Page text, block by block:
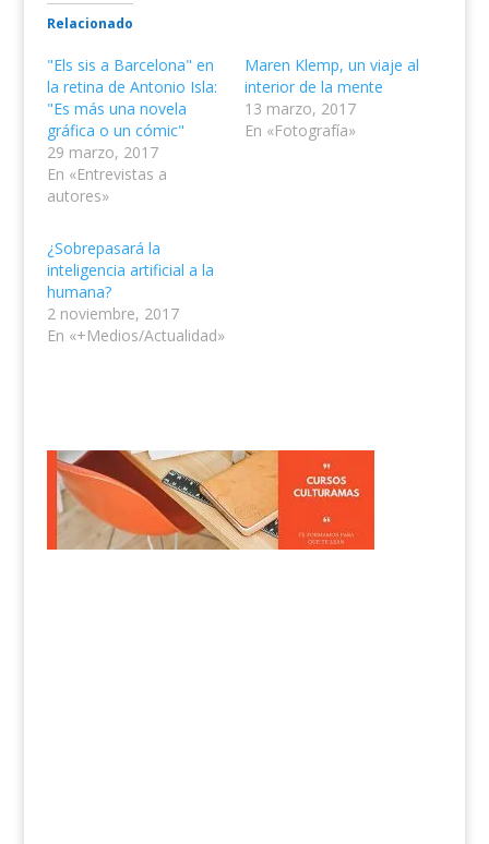
Relacionado
"Els sis a Barcelona" en
la retina de Antonio Isla:
"Es más una novela
gráfica o un cómic"
29 marzo, 2017
En «Entrevistas a
autores»
Maren Klemp, un viaje al
interior de la mente
13 marzo, 2017
En «Fotografía»
¿Sobrepasará la
inteligencia artificial a la
humana?
2 noviembre, 2017
En «+Medios/Actualidad»